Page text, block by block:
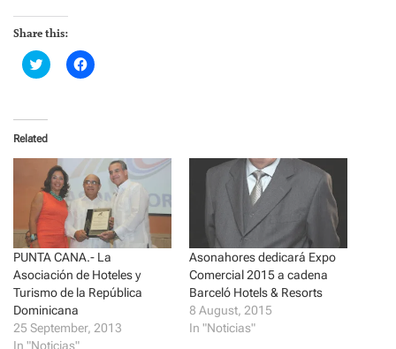
Share this:
C
l
t
o
s
a
r
e
o
n
T
w
i
t
t
e
r
O
p
e
C
l
r
e
o
n
F
a
c
e
b
o
o
O
p
Related
PUNTA CANA.- La
Asociación de Hoteles y
Turismo de la República
Dominicana
25 September, 2013
In "Noticias"
Asonahores dedicará Expo
Comercial 2015 a cadena
Barceló Hotels & Resorts
8 August, 2015
In "Noticias"